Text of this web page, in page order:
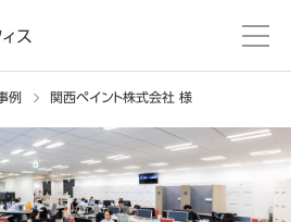
ス
例 関西ペイント株式会社 様